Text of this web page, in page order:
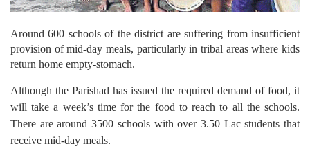
Around 600 schools of the district are suffering from insufficient
provision of mid-day meals, particularly in tribal areas where kids
return home empty-stomach.
Although the Parishad has issued the required demand of food, it
will take a week’s time for the food to reach to all the schools.
There are around 3500 schools with over 3.50 Lac students that
receive mid-day meals.